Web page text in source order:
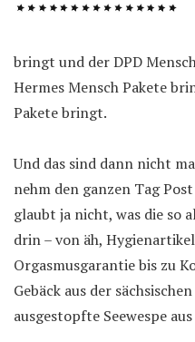
bringt und der DPD
Hermes Mensch Pakete
Pakete bringt.
Und das sind dann nicht
nehm den ganzen Tag
glaubt ja nicht, was die so
drin – von äh,
Orgasmusgarantie bis zu
Gebäck aus der
ausgestopfte Seewespe